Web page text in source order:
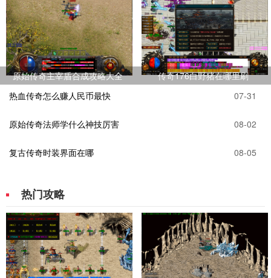
原始传奇主宰盾合成攻略大全
传奇176白野猪在哪里刷
热血传奇怎么赚人民币最快
07-31
原始传奇法师学什么神技厉害 08-02
复古传奇时装界面在哪 08-05
热门攻略